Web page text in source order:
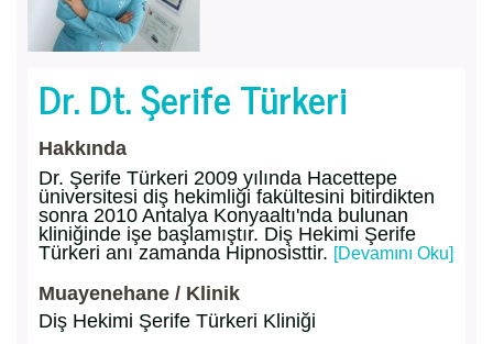
Dr. Dt. Şerife Türkeri
Hakkında
Dr. Şerife Türkeri 2009 yılında Hacettepe
üniversitesi diş hekimliği fakültesini bitirdikten
sonra 2010 Antalya Konyaaltı'nda bulunan
kliniğinde işe başlamıştır. Diş Hekimi Şerife
Türkeri anı zamanda Hipnosisttir. [Devamını Oku]
Muayenehane / Klinik
Diş Hekimi Şerife Türkeri Kliniği